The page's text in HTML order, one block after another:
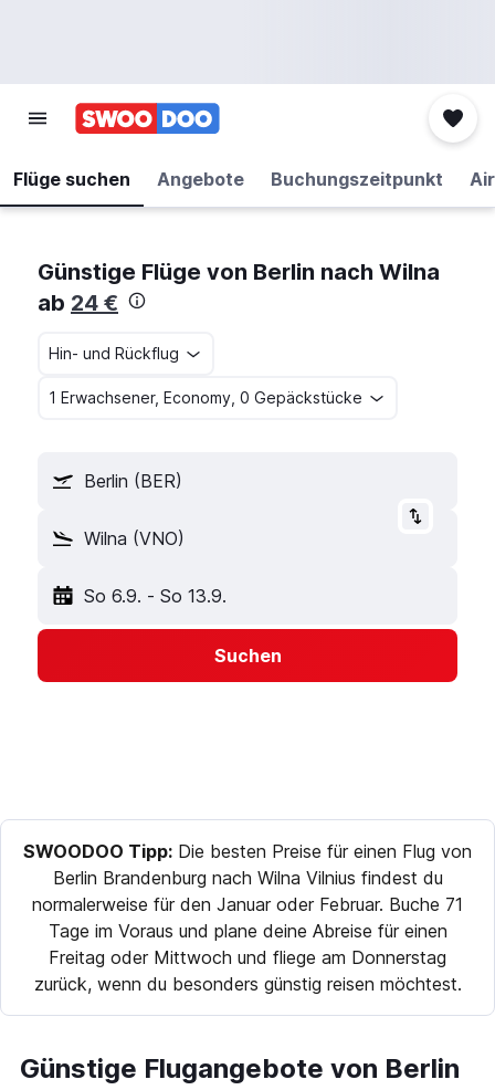
Flüge suchen Angebote Buchungszeitpunkt
Günstige Flüge von Berlin nach Wilna
ab 24 €
Hin- und Rückflug
1 Erwachsener, Economy, 0 Gepäckstücke
Berlin (BER)
Wilna (VNO)
So 6.9. - So 13.9.
Suchen
SWOODOO Tipp: Die besten Preise für einen Flug von
Berlin Brandenburg nach Wilna Vilnius findest du
normalerweise für den Januar oder Februar. Buche 71
Tage im Voraus und plane deine Abreise für einen
Freitag oder Mittwoch und fliege am Donnerstag
zurück, wenn du besonders günstig reisen möchtest.
Günstige Flugangebote von Berlin